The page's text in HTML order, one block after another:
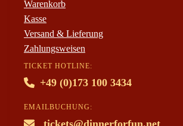
Warenkorb
Kasse
Versand & Lieferung
Zahlungsweisen
TICKET HOTLINE:
+49 (0)173 100 3434
EMAILBUCHUNG:
tickets@dinnerforfun.net